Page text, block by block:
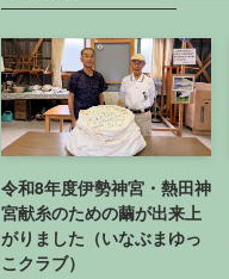
令和8年度伊勢神宮・熱田神
宮献糸のための繭が出来上
がりました（いなぶまゆっ
こクラブ）